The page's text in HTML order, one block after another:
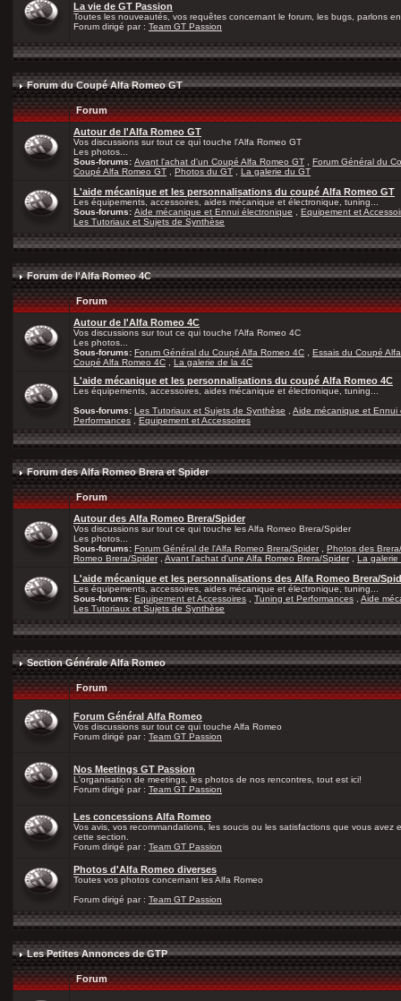
La vie de GT Passion
Toutes les nouveautés, vos requêtes concernant le forum, les bugs, parlons
Forum dirigé par : Team GT Passion
Forum du Coupé Alfa Romeo GT
Forum
Autour de l'Alfa Romeo GT
Vos discussions sur tout ce qui touche l'Alfa Romeo GT
Les photos...
Sous-forums: Avant l'achat d'un Coupé Alfa Romeo GT
Forum Général du
Coupé Alfa Romeo GT
Photos du GT La galerie du GT
L'aide mécanique et les personnalisations du coupé Alfa Romeo GT
Les équipements, accessoires, aides mécanique et électronique, tuning...
Sous-forums: Aide mécanique et Ennui électronique
Equipement et
Les Tutoriaux et Sujets de Synthèse
Forum de l'Alfa Romeo 4C
Forum
Autour de l'Alfa Romeo 4C
Vos discussions sur tout ce qui touche l'Alfa Romeo 4C
Les photos...
Sous-forums: Forum Général du Coupé Alfa Romeo 4C
Essais du Coupé
Coupé Alfa Romeo 4C
La galerie de la 4C
L'aide mécanique et les personnalisations du coupé Alfa Romeo 4C
Les équipements, accessoires, aides mécanique et électronique, tuning...
Sous-forums: Les Tutoriaux et Sujets de Synthèse
Aide mécanique et Ennui
Performances
Equipement et Accessoires
Forum des Alfa Romeo Brera et Spider
Forum
Autour des Alfa Romeo Brera/Spider
Vos discussions sur tout ce qui touche les Alfa Romeo Brera/Spider
Les photos...
Sous-forums: Forum Général de l'Alfa Romeo Brera/Spider, Photos des
Romeo Brera/Spider, Avant l'achat d'une Alfa Romeo Brera/Spider, La galerie
L'aide mécanique et les personnalisations des Alfa Romeo Brera/
Les équipements, accessoires, aides mécanique et électronique, tuning...
Sous-forums: Equipement et Accessoires Tuning et Performances
Aide
Les Tutoriaux et Sujets de Synthèse
Section Générale Alfa Romeo
Forum
Forum Général Alfa Romeo
Vos discussions sur tout ce qui touche Alfa Romeo
Forum dirigé par : Team GT Passion
Nos Meetings GT Passion
L'organisation de meetings, les photos de nos rencontres, tout est ici!
Forum dirigé par : Team GT Passion
Les concessions Alfa Romeo
Vos avis, vos recommandations, les soucis ou les satisfactions que vous avez
cette section.
Forum dirigé par : Team GT Passion
Photos d'Alfa Romeo diverses
Toutes vos photos concernant les Alfa Romeo
Forum dirigé par : Team GT Passion
Les Petites Annonces de GTP
Forum